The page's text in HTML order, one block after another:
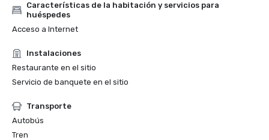
Características de la habitación y servicios para
huéspedes
Acceso a Internet
Instalaciones
Restaurante en el sitio
Servicio de banquete en el sitio
Transporte
Autobús
Tren